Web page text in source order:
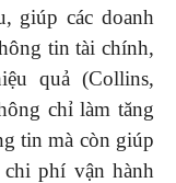
giúp các doanh
tin tài chính,
quả (Collins,
chỉ làm tăng
tin mà còn giúp
phí vận hành